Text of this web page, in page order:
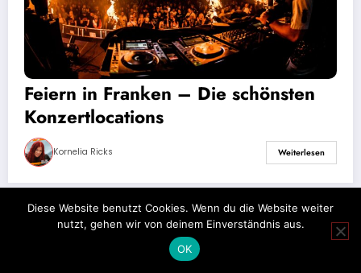
Feiern in Franken – Die schönsten
Konzertlocations
Kornelia Ricks Weiterlesen
Impressum Datenschutz
Diese Website benutzt Cookies. Wenn du die Website weiter
nutzt, gehen wir von deinem Einverständnis aus.
OK